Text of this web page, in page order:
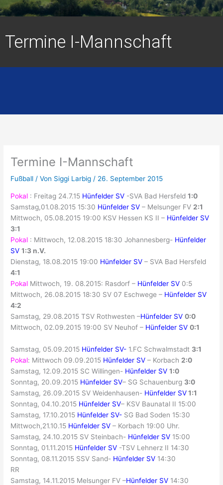
Termine I-Mannschaft
Termine I-Mannschaft
Fußball / Von Siggi Larbig/ 26. September 2015
Pokal : Freitag 24.7.15 Hünfelder SV -SVA Bad Hersfeld1:0
Samstag,01.08.2015 15:30 Hünfelder SV – Melsunger FV 2:1
Mittwoch, 05.08.2015 19:00 KSV Hessen KS II – Hünfelder SV
3:1
Pokal : Mittwoch, 12.08.2015 18:30 Johannesberg- Hünfelder
SV 1:3 n.V.
Dienstag, 18.08.2015 19:00 Hünfelder SV – SVA Bad Hersfeld
4:1
Pokal Mittwoch, 19. 08.2015: Rasdorf – Hünfelder SV 0:5
Mittwoch, 26.08.2015 18:30 SV 07 Eschwege – Hünfelder SV
4:2
Samstag, 29.08.2015 TSV Rothwesten –Hünfelder SV 0:0
Mittwoch, 02.09.2015 19:00 SV Neuhof – Hünfelder SV 0:1
Samstag, 05.09.2015 Hünfelder SV- 1.FC Schwalmstadt 3:1
Pokal: Mittwoch 09.09.2015 Hünfelder SV – Korbach 2:0
Samstag, 12.09.2015 SC Willingen- Hünfelder SV 1:0
Sonntag, 20.09.2015 Hünfelder SV– SG Schauenburg 3:0
Samstag, 26.09.2015 SV Weidenhausen- Hünfelder SV1:1
Sonntag, 04.10.2015 Hünfelder SV– KSV Baunatal II 15:00
Samstag, 17.10.2015 Hünfelder SV- SG Bad Soden 15:30
Mittwoch,21.10.15 Hünfelder SV – Korbach 19:00 Uhr.
Samstag, 24.10.2015 SV Steinbach- Hünfelder SV 15:00
Sonntag, 01.11.2015 Hünfelder SV -TSV Lehnerz II 14:30
Sonntag, 08.11.2015 SSV Sand- Hünfelder SV 14:30
RR
Samstag, 14.11.2015 Melsunger FV –Hünfelder SV 14:30